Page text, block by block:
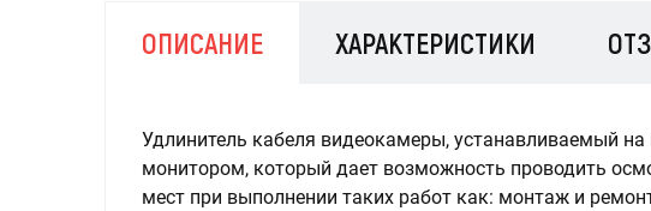
ОПИСАНИЕ ХАРАКТЕРИСТИКИ
Удлинитель кабеля видеокамеры, устанавливаемый на
монитором, который дает возможность проводить
мест при выполнении таких работ как: монтаж и